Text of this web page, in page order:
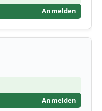
Anmelden
Anmelden